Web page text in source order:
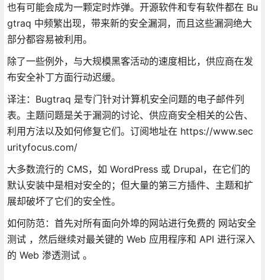
也有可能会成为一颗定时炸弹。开源软件和专有软件都在 Bu
gtraq 中频繁出现，带来新的安全漏洞，而且这些漏洞绝大
部分都容易被利用。
除了一些例外，与大规模黑客活动的速度相比，供应商在发
布安全补丁方面行动迟缓。
译注：Bugtraq 是专门针对计算机安全问题的电子邮件列
表。主题问题是关于漏洞的讨论、供应商安全相关的公告、
利用方法以及如何修复它们。订阅地址在 https://www.sec
urityfocus.com/
大多数流行的 CMS，如 WordPress 或 Drupal，在它们的
默认安装中是相对安全的；但大量的第三方插件、主题和扩
展却破坏了它们的安全性。
如何防范：首先对所有面向外埠的网站进行免费的 网站安全
测试 ，然后继续对最关键的 Web 应用程序和 API 进行深入
的 Web 渗透测试 。